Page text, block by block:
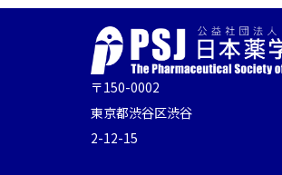
〒150-0002
東京都渋谷区渋谷
2-12-15